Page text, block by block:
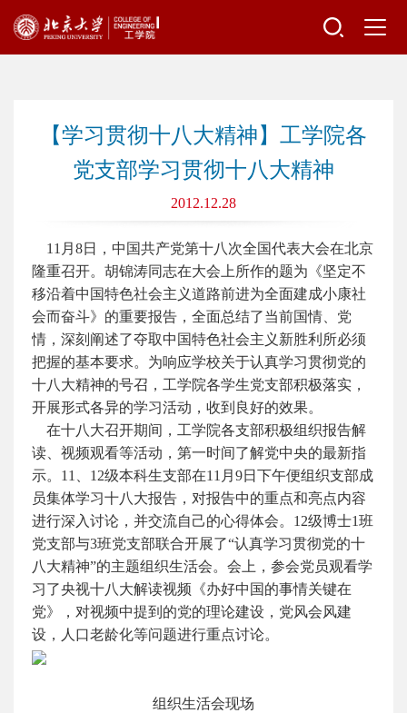
【学习贯彻十八大精神】工学院各
党支部学习贯彻十八大精神
2012.12.28
11月8日，中国共产党第十八次全国代表大会在北京
隆重召开。胡锦涛同志在大会上所作的题为《坚定不
移沿着中国特色社会主义道路前进为全面建成小康社
会而奋斗》的重要报告，全面总结了当前国情、党
情，深刻阐述了夺取中国特色社会主义新胜利所必须
把握的基本要求。为响应学校关于认真学习贯彻党的
十八大精神的号召，工学院各学生党支部积极落实，
开展形式各异的学习活动，收到良好的效果。
在十八大召开期间，工学院各支部积极组织报告解
读、视频观看等活动，第一时间了解党中央的最新指
示。11、12级本科生支部在11月9日下午便组织支部成
员集体学习十八大报告，对报告中的重点和亮点内容
进行深入讨论，并交流自己的心得体会。12级博士1班
党支部与3班党支部联合开展了“认真学习贯彻党的十
八大精神”的主题组织生活会。会上，参会党员观看学
习了央视十八大解读视频《办好中国的事情关键在
党》，对视频中提到的党的理论建设，党风会风建
设，人口老龄化等问题进行重点讨论。
组织生活会现场